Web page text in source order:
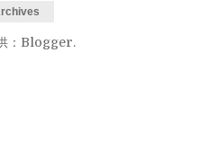
： Blogger.